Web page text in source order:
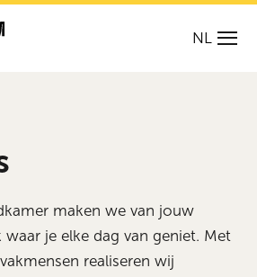
NL
maken we van jouw
waar je elke dag van geniet. Met
realiseren wij